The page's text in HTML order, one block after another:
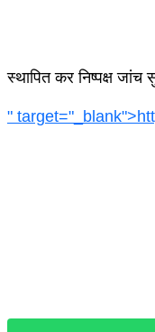
स्थापित कर निष्पक्ष जांच
"